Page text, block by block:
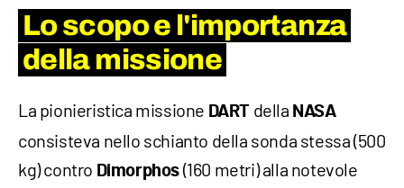
Lo scopo e l'importanza
della missione
La pionieristica missione DART della NASA
consisteva nello schianto della sonda stessa (500
kg) contro Dimorphos (160 metri) alla notevole